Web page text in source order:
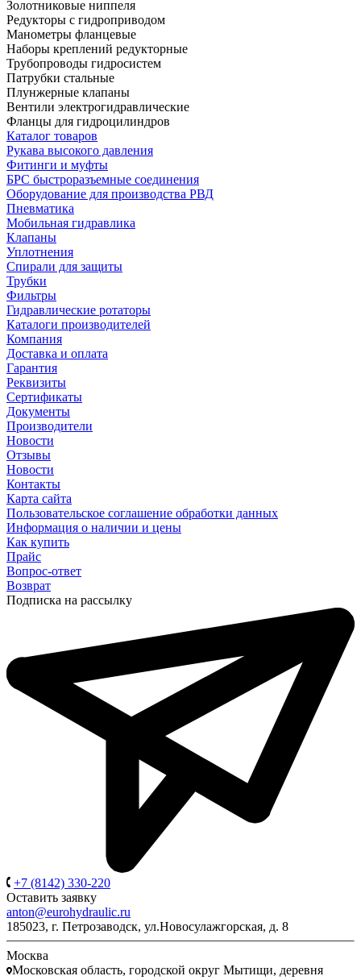
Золотниковые ниппеля
Редукторы с гидроприводом
Манометры фланцевые
Наборы креплений редукторные
Трубопроводы гидросистем
Патрубки стальные
Плунжерные клапаны
Вентили электрогидравлические
Фланцы для гидроцилиндров
Каталог товаров
Рукава высокого давления
Фитинги и муфты
БРС быстроразъемные соединения
Оборудование для производства РВД
Пневматика
Мобильная гидравлика
Клапаны
Уплотнения
Спирали для защиты
Трубки
Фильтры
Гидравлические ротаторы
Каталоги производителей
Компания
Доставка и оплата
Гарантия
Реквизиты
Сертификаты
Документы
Производители
Новости
Отзывы
Новости
Контакты
Карта сайта
Пользовательское соглашение обработки данных
Информация о наличии и цены
Как купить
Прайс
Вопрос-ответ
Возврат
Подписка на рассылку
+7 (8142) 330-220
Оставить заявку
anton@eurohydraulic.ru
185023, г. Петрозаводск, ул.Новосулажгорская, д. 8
Москва
Московская область, городской округ Мытищи, деревня